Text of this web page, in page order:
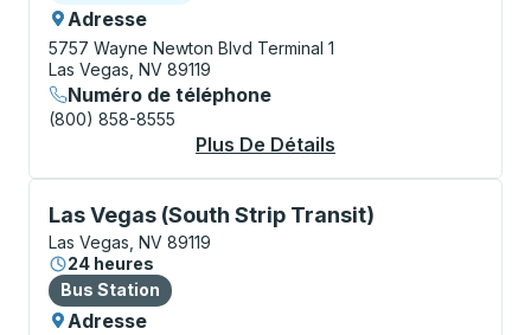
Adresse
5757 Wayne Newton Blvd Terminal 1
Las Vegas, NV 89119
Numéro de téléphone
(800) 858-8555
Plus De Détails
Las Vegas (South Strip Transit)
Bus Station, utilisez les touches fléchées ou la
Las Vegas, NV 89119
24 heures
Bus Station
Bus Station
Adresse